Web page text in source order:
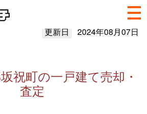
更新日 2024年08月07日
祝町の一戸建て売却・
査定